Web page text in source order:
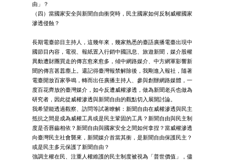
由」？
（四）當國家安全與新聞自由衝突時，民主國家如何反制威權國家
滲透侵蝕？
長期電臺節目主持人，這幾年來，幾家熟悉的臺語廣播電臺出現中
國節目內容，電視、報紙置入行銷中國訊息、旅遊新聞，媒介股權
異動遭財團買走的傳言愈來愈多，傾中網路媒介、中方網軍影響新
聞的傳言甚囂塵上。還記得臺灣報禁解除後，我剛進入報社，隨著
電臺開放百家爭鳴，轉而出任廣播主持人、參與創辦網路媒體，一
度百花齊放的臺灣媒介，如今反遭威權滲透，做為新聞老兵也做為
研究者，因此從威權滲透與新聞自由的觀點切入展開討論。
我希望能透過觀察、訪問等試著瞭解：新聞自由在威權滲透與民主
抵抗之間是成為威權工具或是民主鞏固的工具？新聞自由與民主制
度是否唇齒相依？新聞自由與國家安全之間如何拿捏？當威權滲透
向臺灣民主社會襲來，新聞媒介首當其衝，是新聞自由保護民主？
或是民主多元保護了新聞自由？
強調主權在民、注重人權維護的民主制度被視為「普世價值」，儘